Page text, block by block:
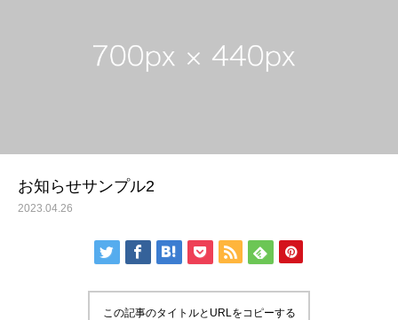
サービスサンプル4
な歯科医院とは？医院選び
の４つのポイント
お知らせサンプル2
2023.04.26
この記事のタイトルとURLをコピーする